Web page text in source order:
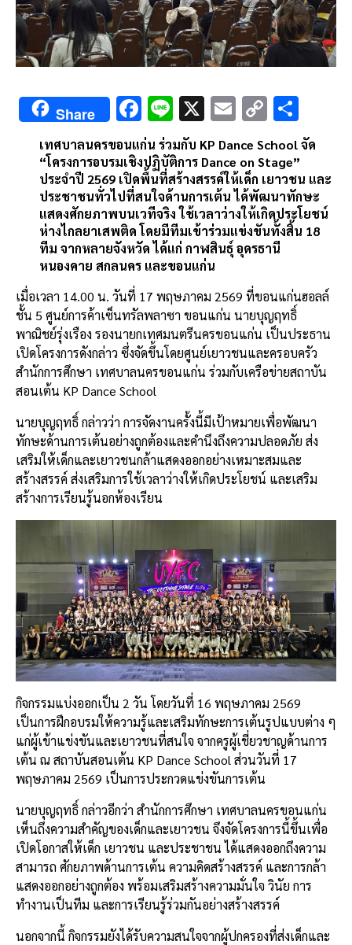
Share F
ac
e
b
o
o
k
Li
n
e
X E
ai
l
C
o
py
Li
n
k
h
ar
e
เทศบาลนครขอนแก่น ร่วมกับ KP Dance School จัด
“โครงการอบรมเชิงปฏิบัติการ Dance on Stage”
ประจำปี 2569 เปิดพื้นที่สร้างสรรค์ให้เด็ก เยาวชน และ
ประชาชนทั่วไปที่สนใจด้านการเต้น ได้พัฒนาทักษะ
แสดงศักยภาพบนเวทีจริง ใช้เวลาว่างให้เกิดประโยชน์
ห่างไกลยาเสพติด โดยมีทีมเข้าร่วมแข่งขันทั้งสิ้น 18
ทีม จากหลายจังหวัด ได้แก่ กาฬสินธุ์ อุดรธานี
หนองคาย สกลนคร และขอนแก่น
เมื่อเวลา 14.00 น. วันที่ 17 พฤษภาคม 2569 ที่ขอนแก่นฮอลล์
ชั้น 5 ศูนย์การค้าเซ็นทรัลพลาซา ขอนแก่น นายบุญฤทธิ์
พาณิชย์รุ่งเรือง รองนายกเทศมนตรีนครขอนแก่น เป็นประธาน
เปิดโครงการดังกล่าว ซึ่งจัดขึ้นโดยศูนย์เยาวชนและครอบครัว
สำนักการศึกษา เทศบาลนครขอนแก่น ร่วมกับเครือข่ายสถาบัน
สอนเต้น KP Dance School
นายบุญฤทธิ์ กล่าวว่า การจัดงานครั้งนี้มีเป้าหมายเพื่อพัฒนา
ทักษะด้านการเต้นอย่างถูกต้องและคำนึงถึงความปลอดภัย ส่ง
เสริมให้เด็กและเยาวชนกล้าแสดงออกอย่างเหมาะสมและ
สร้างสรรค์ ส่งเสริมการใช้เวลาว่างให้เกิดประโยชน์ และเสริม
สร้างการเรียนรู้นอกห้องเรียน
กิจกรรมแบ่งออกเป็น 2 วัน โดยวันที่ 16 พฤษภาคม 2569
เป็นการฝึกอบรมให้ความรู้และเสริมทักษะการเต้นรูปแบบต่าง ๆ
แก่ผู้เข้าแข่งขันและเยาวชนที่สนใจ จากครูผู้เชี่ยวชาญด้านการ
เต้น ณ สถาบันสอนเต้น KP Dance School ส่วนวันที่ 17
พฤษภาคม 2569 เป็นการประกวดแข่งขันการเต้น
นายบุญฤทธิ์ กล่าวอีกว่า สำนักการศึกษา เทศบาลนครขอนแก่น
เห็นถึงความสำคัญของเด็กและเยาวชน จึงจัดโครงการนี้ขึ้นเพื่อ
เปิดโอกาสให้เด็ก เยาวชน และประชาชน ได้แสดงออกถึงความ
สามารถ ศักยภาพด้านการเต้น ความคิดสร้างสรรค์ และการกล้า
แสดงออกอย่างถูกต้อง พร้อมเสริมสร้างความมั่นใจ วินัย การ
ทำงานเป็นทีม และการเรียนรู้ร่วมกันอย่างสร้างสรรค์
นอกจากนี้ กิจกรรมยังได้รับความสนใจจากผู้ปกครองที่ส่งเด็กและ